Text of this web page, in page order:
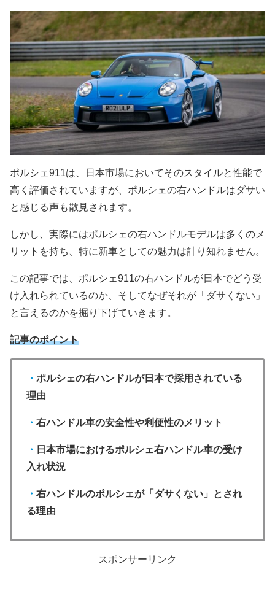
ポルシェ911は、日本市場においてそのスタイルと性能で
高く評価されていますが、ポルシェの右ハンドルはダサい
と感じる声も散見されます。
しかし、実際にはポルシェの右ハンドルモデルは多くのメ
リットを持ち、特に新車としての魅力は計り知れません。
この記事では、ポルシェ911の右ハンドルが日本でどう受
け入れられているのか、そしてなぜそれが「ダサくない」
と言えるのかを掘り下げていきます。
記事のポイント
・ ポルシェの右ハンドルが日本で採用されている
理由
・ 右ハンドル車の安全性や利便性のメリット
・ 日本市場におけるポルシェ右ハンドル車の受け
入れ状況
・ 右ハンドルのポルシェが「ダサくない」とされ
る理由
スポンサーリンク